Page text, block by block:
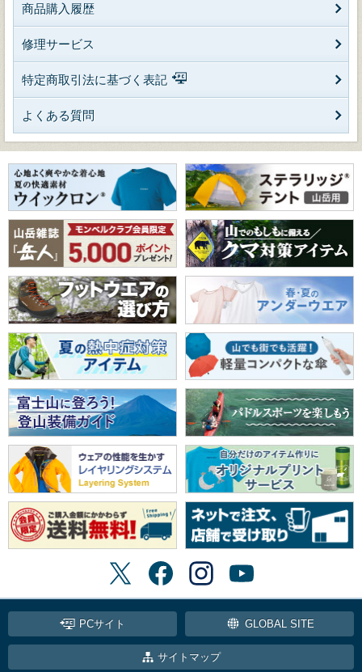
商品購入履歴
修理サービス
特定商取引法に基づく表記
よくある質問
PCサイト GLOBAL SITE
サイトマップ